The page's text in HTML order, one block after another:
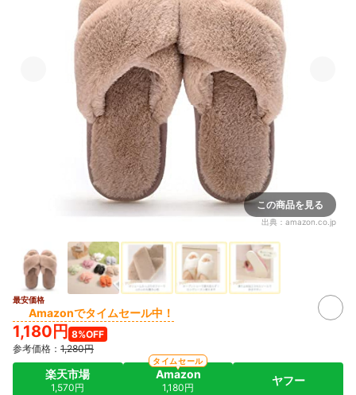
この商品を見る
出典： amazon.co.jp
最安価格
Amazonでタイムセール中！
1,180円 8%OFF
参考価格： 1,280円
楽天市場
1,570円
Amazon
1,180円
タイムセール
ヤフー